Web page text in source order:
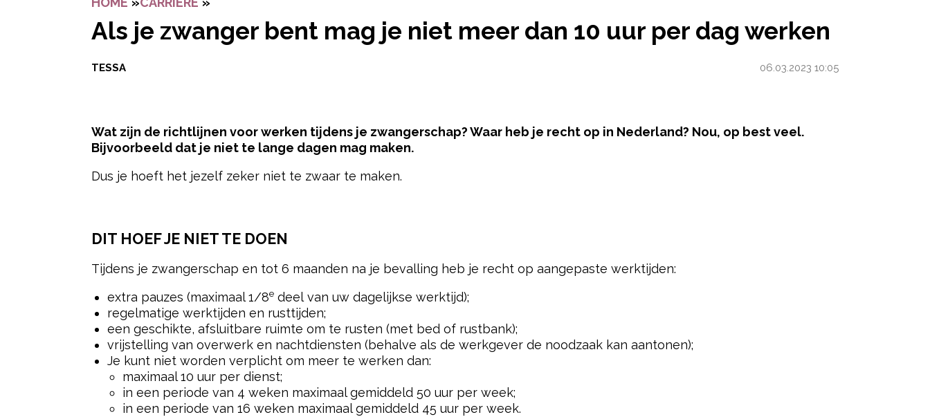
Als je zwanger bent mag je niet meer dan 10 uur per dag werken
TESSA 06.03.2023 10:05
Wat zijn de richtlijnen voor werken tijdens je zwangerschap? Waar heb je recht op in Nederland? Nou, op best veel.
Bijvoorbeeld dat je niet te lange dagen mag maken.
Dus je hoeft het jezelf zeker niet te zwaar te maken.
DIT HOEF JE NIET TE DOEN
Tijdens je zwangerschap en tot 6 maanden na je bevalling heb je recht op aangepaste werktijden:
extra pauzes (maximaal 1/8edeel van uw dagelijkse werktijd);
regelmatige werktijden en rusttijden;
een geschikte, afsluitbare ruimte om te rusten (met bed of rustbank);
vrijstelling van overwerk en nachtdiensten (behalve als de werkgever de noodzaak kan aantonen);
Je kunt niet worden verplicht om meer te werken dan:
maximaal 10 uur per dienst;
in een periode van 4 weken maximaal gemiddeld 50 uur per week;
in een periode van 16 weken maximaal gemiddeld 45 uur per week.